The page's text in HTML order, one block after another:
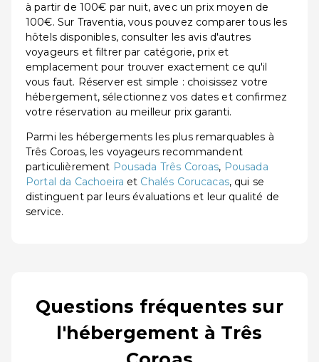
à partir de 100€ par nuit, avec un prix moyen de
100€. Sur Traventia, vous pouvez comparer tous les
hôtels disponibles, consulter les avis d'autres
voyageurs et filtrer par catégorie, prix et
emplacement pour trouver exactement ce qu'il
vous faut. Réserver est simple : choisissez votre
hébergement, sélectionnez vos dates et confirmez
votre réservation au meilleur prix garanti.
Parmi les hébergements les plus remarquables à
Três Coroas, les voyageurs recommandent
particulièrement Pousada Três Coroas, Pousada
Portal da Cachoeira et Chalés Corucacas, qui se
distinguent par leurs évaluations et leur qualité de
service.
Questions fréquentes sur
l'hébergement à Três